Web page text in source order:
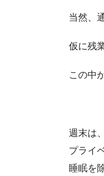
当然、
仮に残
この中
週末は、
プライ
睡眠を